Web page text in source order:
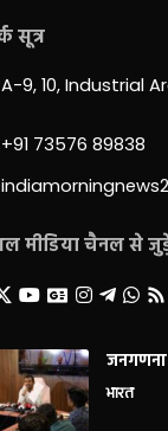
सूत्र
A-9, 10, Industrial
+91 73576 89838
मीडिया चैनल से
भारत